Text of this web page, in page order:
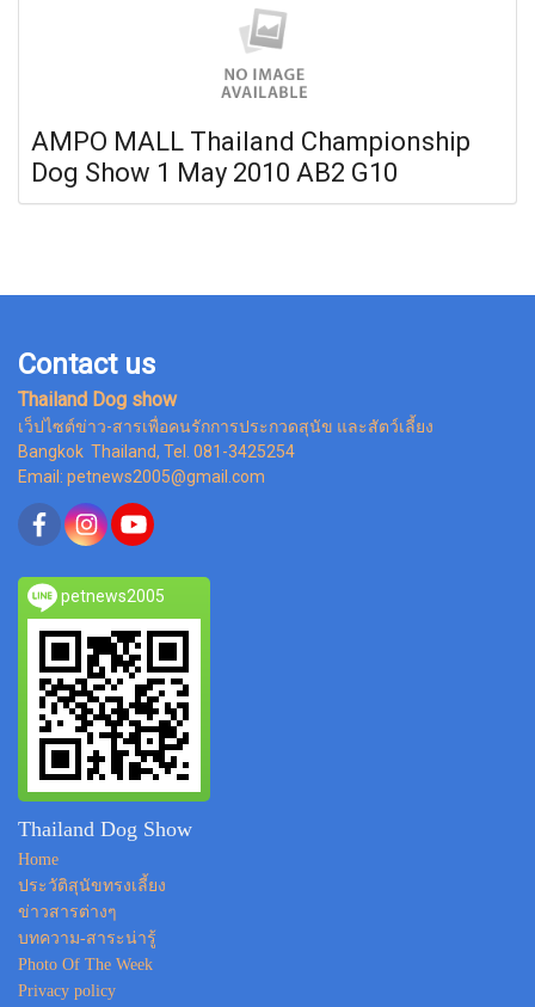
AMPO MALL Thailand Championship
Dog Show 1 May 2010 AB2 G10
Contact us
Thailand Dog show
เว็ปไซต์ข่าว-สารเพื่อคนรักการประกวดสุนัข และสัตว์เลี้ยง
Bangkok Thailand, Tel. 081-3425254
Email: petnews2005@gmail.com
petnews2005
Thailand Dog Show
Home
ประวัติสุนัขทรงเลี้ยง
ข่าวสารต่างๆ
บทความ-สาระน่ารู้
Photo Of The Week
Privacy policy